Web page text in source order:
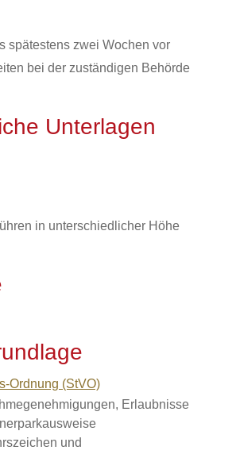
spätestens zwei Wochen vor
bei der zuständigen Behörde
Unterlagen
in unterschiedlicher Höhe
Ordnung (StVO)
Erlaubnisse
und